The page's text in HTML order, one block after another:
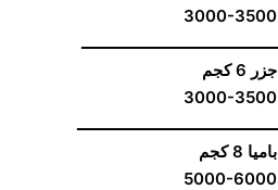
3000-3500
ـــــــــــــــــــــــــــــــــــــــــــــ
جزر 6 كجم
3000-3500
ــــــــــــــــــــــــــــــــــــــــــــــ
باميا 8 كجم
5000-6000